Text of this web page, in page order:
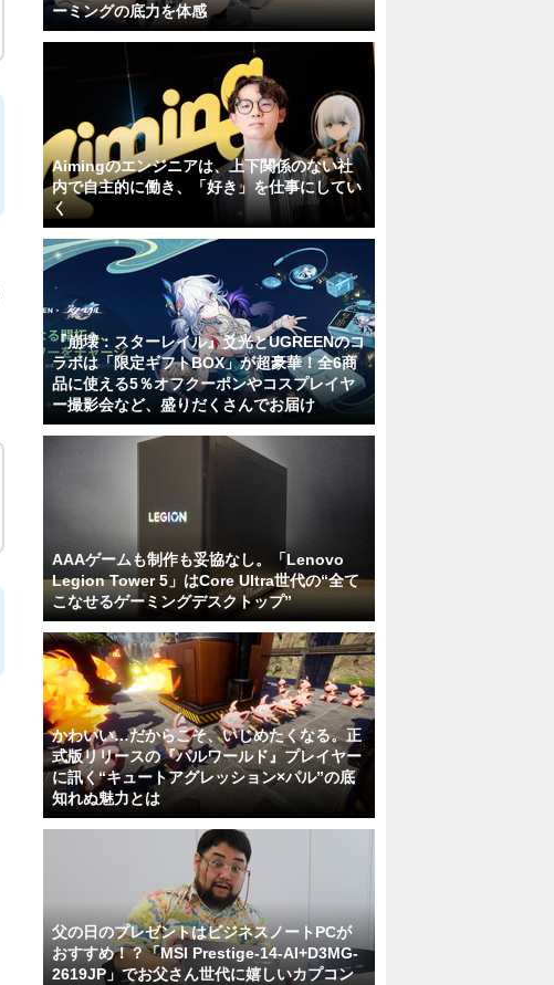
ーミングの底力を体感
Aimingのエンジニアは、上下関係のない社
内で自主的に働き、「好き」を仕事にしてい
く
『崩壊：スターレイル』爻光とUGREENのコ
ラボは「限定ギフトBOX」が超豪華！全6商
品に使える5％オフクーポンやコスプレイヤ
ー撮影会など、盛りだくさんでお届け
AAAゲームも制作も妥協なし。「Lenovo
Legion Tower 5」はCore Ultra世代の“全て
こなせるゲーミングデスクトップ”
かわいい…だからこそ、いじめたくなる。正
式版リリースの『パルワールド』プレイヤー
に訊く“キュートアグレッション×パル”の底
知れぬ魅力とは
父の日のプレゼントはビジネスノートPCが
おすすめ！？「MSI Prestige-14-AI+D3MG-
2619JP」でお父さん世代に嬉しいカプコン